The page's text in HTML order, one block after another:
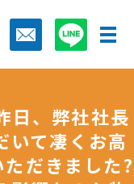
日、弊社社長
いて凄くお高
だきました?